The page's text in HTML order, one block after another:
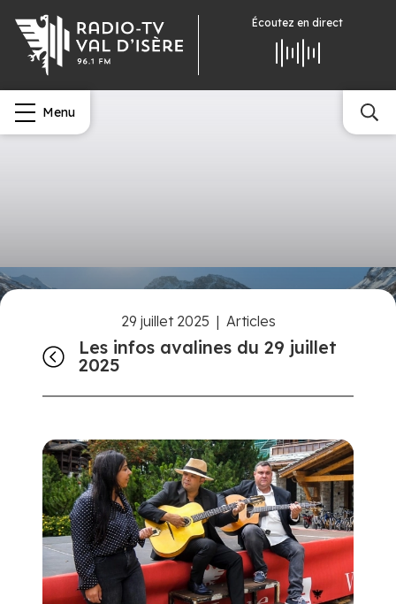
Écoutez en direct
Menu
29 juillet 2025 | Articles
Les infos avalines du 29 juillet
2025